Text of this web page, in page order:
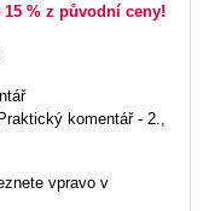
% z původní ceny!
komentář - 2.,
vpravo v